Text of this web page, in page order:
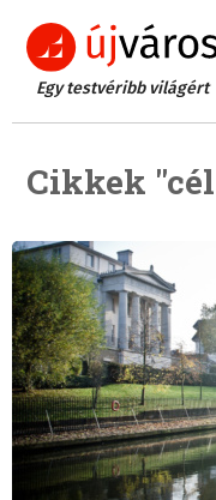
Egy testvéribb világért
Cikkek